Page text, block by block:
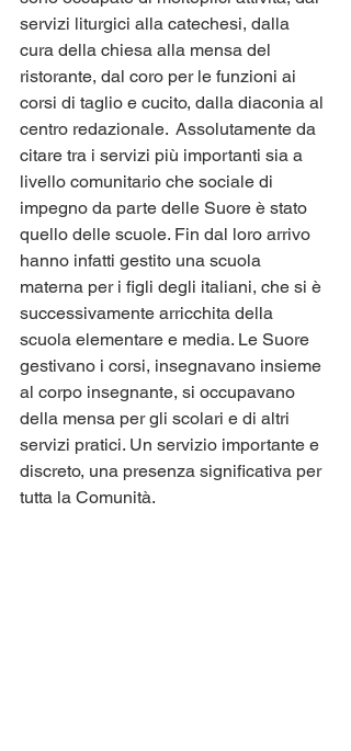
servizi liturgici alla catechesi, dalla
cura della chiesa alla mensa del
ristorante, dal coro per le funzioni ai
corsi di taglio e cucito, dalla diaconia al
centro redazionale.  Assolutamente da
citare tra i servizi più importanti sia a
livello comunitario che sociale di
impegno da parte delle Suore è stato
quello delle scuole. Fin dal loro arrivo
hanno infatti gestito una scuola
materna per i figli degli italiani, che si è
successivamente arricchita della
scuola elementare e media. Le Suore
gestivano i corsi, insegnavano insieme
al corpo insegnante, si occupavano
della mensa per gli scolari e di altri
servizi pratici. Un servizio importante e
discreto, una presenza significativa per
tutta la Comunità.